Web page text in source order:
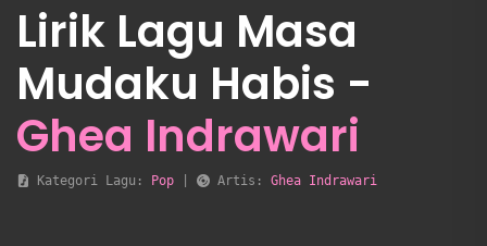
Lirik Lagu Masa
Mudaku Habis -
Ghea Indrawari
Kategori Lagu: Pop Artis: Ghea Indrawari